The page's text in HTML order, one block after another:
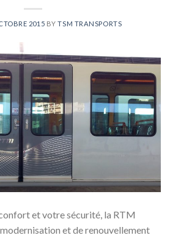
2015 BYTSM TRANSPORTS
et votre sécurité, la RTM
et de renouvellement